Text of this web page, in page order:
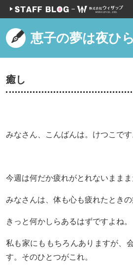
恵子の夢は夜ひ
癒し
みなさん、こんばんは。けつこです
今週は何だか疲れがとれないままま
みなさんは、体も心も疲れたとき
きっと何かしらあるはずですよね。
私も家にももちろんありますが、
す。そのひとつがこれ。